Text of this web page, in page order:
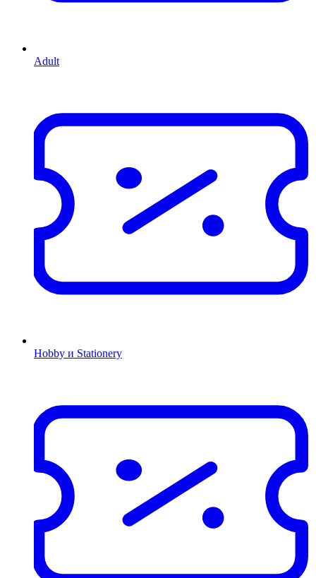
Adult
Hobby и Stationery